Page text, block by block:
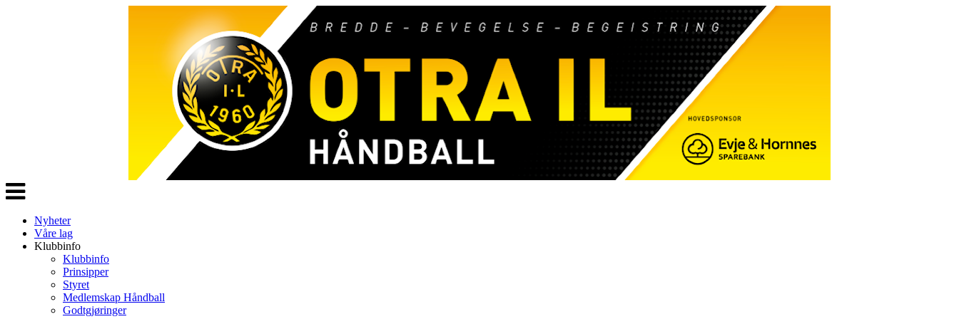
Veksle
navigasjon
Nyheter
Våre lag
Klubbinfo
Klubbinfo
Prinsipper
Styret
Medlemskap Håndball
Godtgjøringer